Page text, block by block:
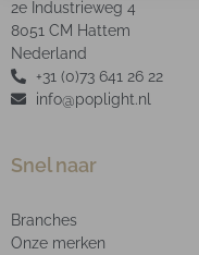
2e Industrieweg 4
8051 CM Hattem
Nederland
+31 (0)73 641 26 22
info@poplight.nl
Snel naar
Branches
Onze merken